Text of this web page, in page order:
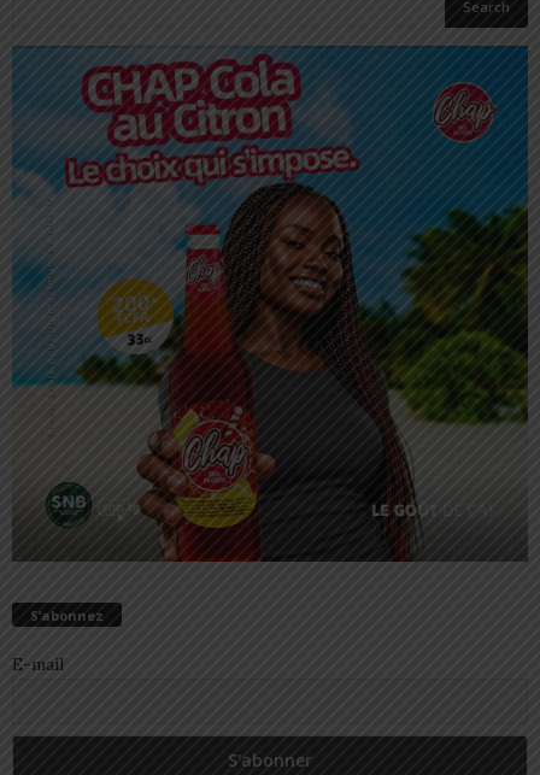
S’abonnez
E-mail